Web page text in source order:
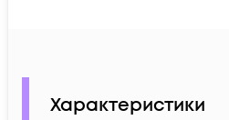
Характеристики